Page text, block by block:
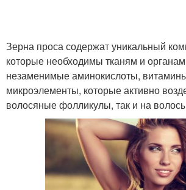
Зерна проса содержат уникальный
которые необходимы тканям и
незаменимые аминокислоты,
микроэлементы, которые активно
волосяные фолликулы, так и на